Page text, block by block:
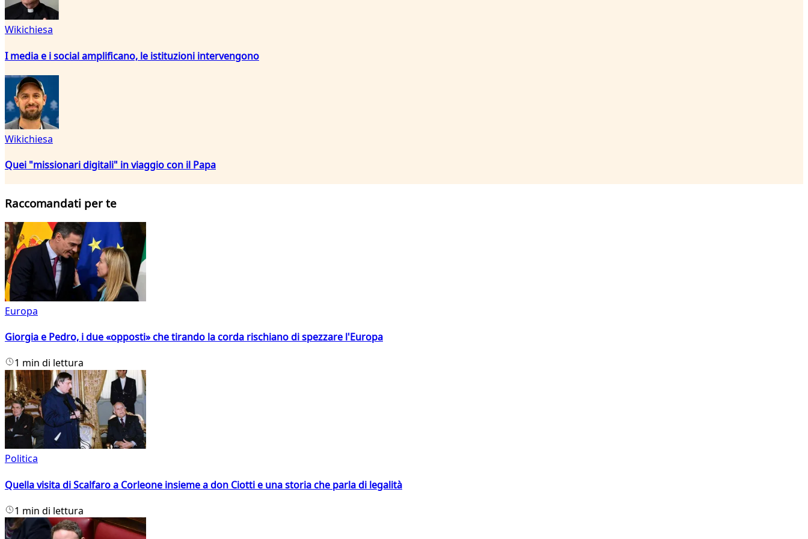
Wikichiesa
I media e i social amplificano, le istituzioni intervengono
Wikichiesa
Quei "missionari digitali" in viaggio con il Papa
Raccomandati per te
Europa
Giorgia e Pedro, i due «opposti» che tirando la corda rischiano di spezzare l'Europa
1 min di lettura
Politica
Quella visita di Scalfaro a Corleone insieme a don Ciotti e una storia che parla di legalità
1 min di lettura